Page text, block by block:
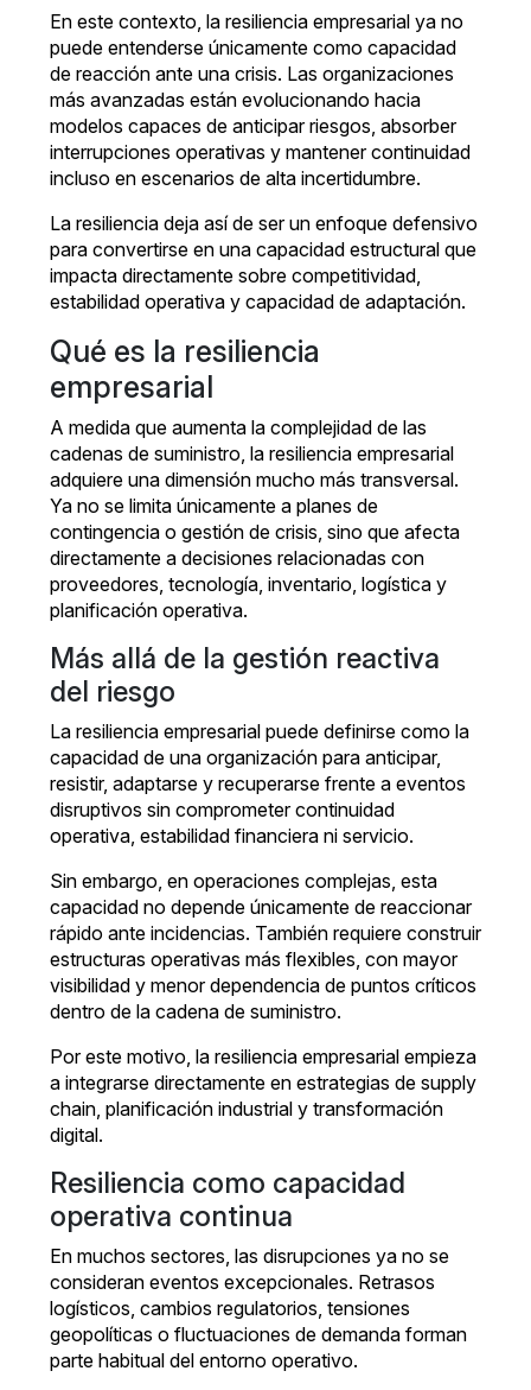
En este contexto, la resiliencia empresarial ya no
puede entenderse únicamente como capacidad
de reacción ante una crisis. Las organizaciones
más avanzadas están evolucionando hacia
modelos capaces de anticipar riesgos, absorber
interrupciones operativas y mantener continuidad
incluso en escenarios de alta incertidumbre.
La resiliencia deja así de ser un enfoque defensivo
para convertirse en una capacidad estructural que
impacta directamente sobre competitividad,
estabilidad operativa y capacidad de adaptación.
Qué es la resiliencia
empresarial
A medida que aumenta la complejidad de las
cadenas de suministro, la resiliencia empresarial
adquiere una dimensión mucho más transversal.
Ya no se limita únicamente a planes de
contingencia o gestión de crisis, sino que afecta
directamente a decisiones relacionadas con
proveedores, tecnología, inventario, logística y
planificación operativa.
Más allá de la gestión reactiva
del riesgo
La resiliencia empresarial puede definirse como la
capacidad de una organización para anticipar,
resistir, adaptarse y recuperarse frente a eventos
disruptivos sin comprometer continuidad
operativa, estabilidad financiera ni servicio.
Sin embargo, en operaciones complejas, esta
capacidad no depende únicamente de reaccionar
rápido ante incidencias. También requiere construir
estructuras operativas más flexibles, con mayor
visibilidad y menor dependencia de puntos críticos
dentro de la cadena de suministro.
Por este motivo, la resiliencia empresarial empieza
a integrarse directamente en estrategias de supply
chain, planificación industrial y transformación
digital.
Resiliencia como capacidad
operativa continua
En muchos sectores, las disrupciones ya no se
consideran eventos excepcionales. Retrasos
logísticos, cambios regulatorios, tensiones
geopolíticas o fluctuaciones de demanda forman
parte habitual del entorno operativo.